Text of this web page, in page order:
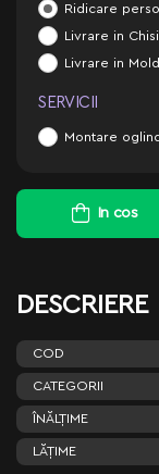
Ridicare
Livrare in
Livrare in
SERVICII
Montare
In cos
DESCRIERE
COD
CATEGORII
ÎNĂLŢIME
LĂŢIME